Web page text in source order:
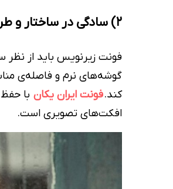
2) سادگی در ساختار و طراحی
فونت زیرنویس باید از نظر
گوشه‌های نرم و فاصله‌ی
کند.فونت ایران یکان با
افکت‌های تصویری است.